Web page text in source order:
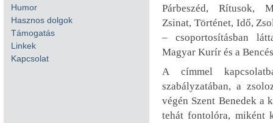
Humor
Hasznos dolgok
Támogatás
Linkek
Kapcsolat
Párbeszéd, Rítusok,
Zsinat, Történet, Idő,
– csoportosításban
Magyar Kurír és a
A címmel
szabályzatában, a
végén Szent Benedek a
tehát fontolóra, miként